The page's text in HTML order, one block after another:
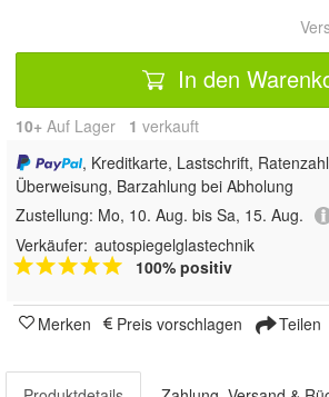
In den
10+ Auf Lager 1 verkauft
, Kreditkarte, Lastschrift,
Überweisung, Barzahlung bei Abholung
Zustellung: Mo, 10. Aug. bis Sa, 15. Aug.
Verkäufer: autospiegelglastechnik
100% positiv
Merken Preis vorschlagen Teilen